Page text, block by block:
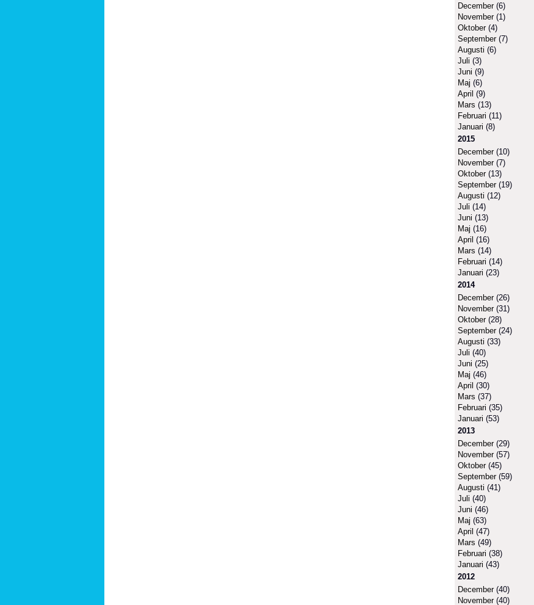
December(6)
November(1)
Oktober(4)
September(7)
Augusti (6)
Juli (3)
Juni (9)
Maj (6)
April (9)
Mars (13)
Februari (11)
Januari (8)
2015
December(10)
November(7)
Oktober(13)
September(19)
Augusti (12)
Juli (14)
Juni (13)
Maj (16)
April (16)
Mars (14)
Februari (14)
Januari (23)
2014
December(26)
November(31)
Oktober(28)
September(24)
Augusti (33)
Juli (40)
Juni (25)
Maj (46)
April (30)
Mars (37)
Februari (35)
Januari (53)
2013
December(29)
November(57)
Oktober(45)
September(59)
Augusti (41)
Juli (40)
Juni (46)
Maj (63)
April (47)
Mars (49)
Februari (38)
Januari (43)
2012
December(40)
November(40)